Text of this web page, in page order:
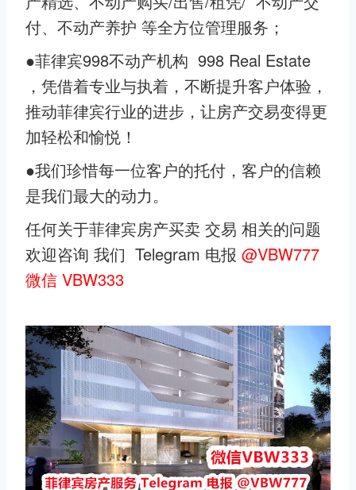
付、不动产养护 等全方位管理服务；
●菲律宾998不动产机构 998 Real Estate
，凭借着专业与执着，不断提升客户体验，
推动菲律宾行业的进步，让房产交易变得更
加轻松和愉悦！
●我们珍惜每一位客户的托付，客户的信赖
是我们最大的动力。
任何关于菲律宾房产买卖 交易 相关的问题
欢迎咨询 我们 Telegram 电报 @VBW777
微信 VBW333